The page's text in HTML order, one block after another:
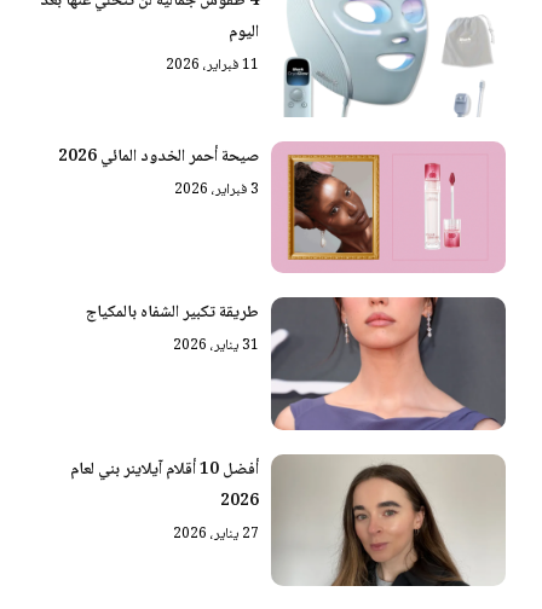
اليوم
11 فبراير، 2026
صيحة أحمر الخدود المائي 2026
3 فبراير، 2026
طريقة تكبير الشفاه بالمكياج
31 يناير، 2026
أفضل 10 أقلام آيلاينر بني لعام
2026
27 يناير، 2026